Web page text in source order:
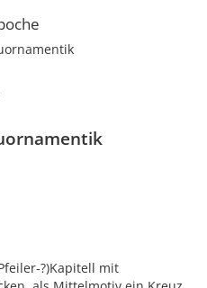
?)Kapitell mit